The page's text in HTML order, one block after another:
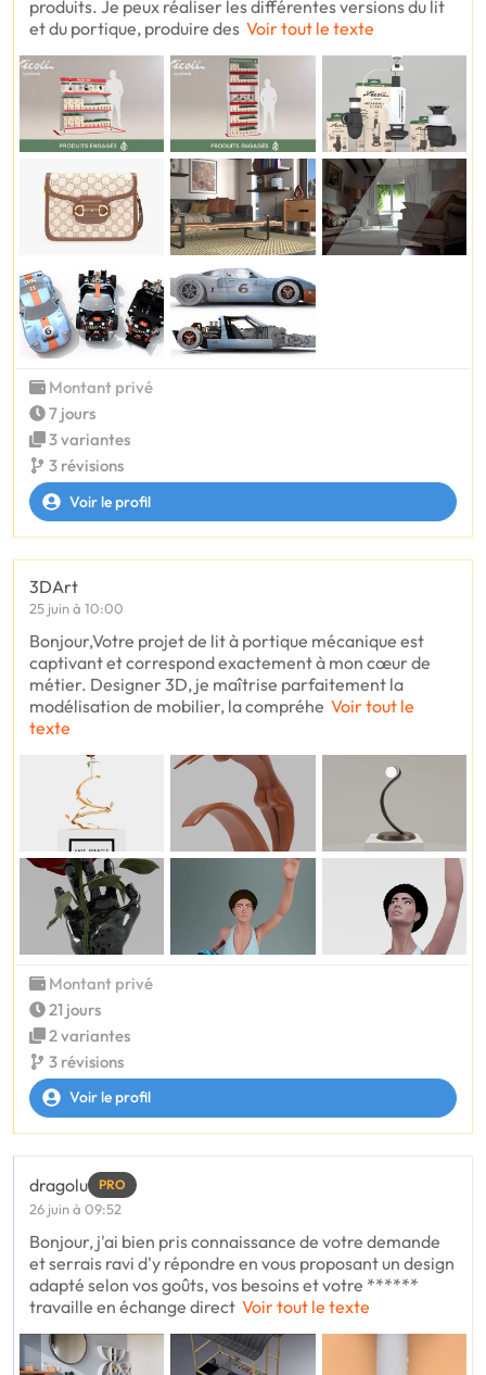
produits. Je peux réaliser les différentes versions du lit
et du portique, produire des Voir tout le texte
Montant privé
7 jours
3 variantes
3 révisions
Voir le profil
3DArt
25 juin à 10:00
Bonjour, ​Votre projet de lit à portique mécanique est
captivant et correspond exactement à mon cœur de
métier. Designer 3D, je maîtrise parfaitement la
modélisation de mobilier, la compréhe Voir tout le
texte
Montant privé
21 jours
2 variantes
3 révisions
Voir le profil
dragolu PRO
26 juin à 09:52
Bonjour, j'ai bien pris connaissance de votre demande
et serrais ravi d'y répondre en vous proposant un design
adapté selon vos goûts, vos besoins et votre ******
travaille en échange direct Voir tout le texte